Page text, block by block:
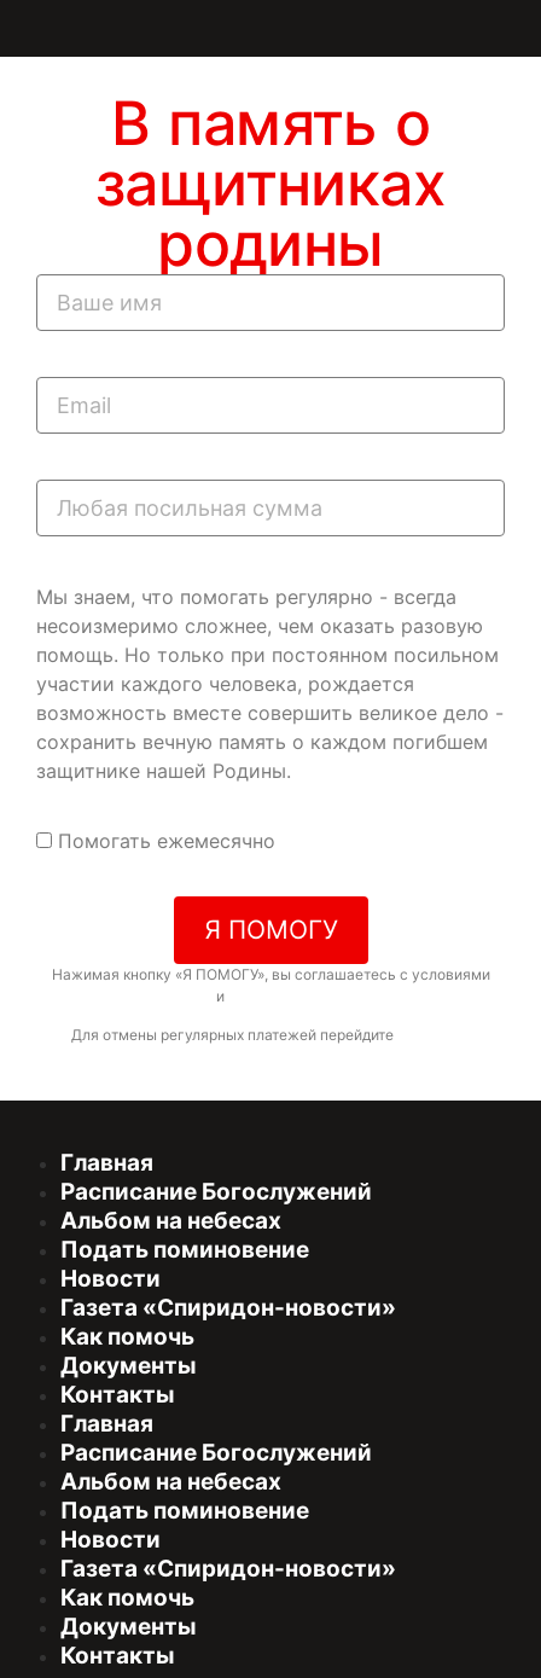
В память о
защитниках
родины
Мы знаем, что помогать регулярно - всегда
несоизмеримо сложнее, чем оказать разовую
помощь. Но только при постоянном посильном
участии каждого человека, рождается
возможность вместе совершить великое дело -
сохранить вечную память о каждом погибшем
защитнике нашей Родины.
Помогать ежемесячно
Я ПОМОГУ
Нажимая кнопку «Я ПОМОГУ», вы соглашаетесь с условиями
и
Для отмены регулярных платежей перейдите
Главная
Расписание Богослужений
Альбом на небесах
Подать поминовение
Новости
Газета «Спиридон-новости»
Как помочь
Документы
Контакты
Главная
Расписание Богослужений
Альбом на небесах
Подать поминовение
Новости
Газета «Спиридон-новости»
Как помочь
Документы
Контакты